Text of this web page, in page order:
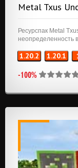
Metal Txus
Ресурспак Metal
неопределенность
1.20.2 1.20.1
-100%